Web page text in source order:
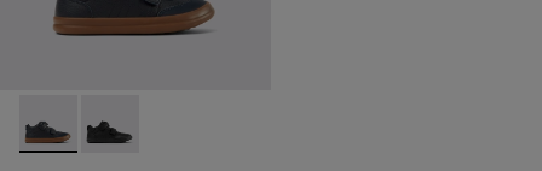
Pursuit - K900197-002 - Baskets bleues en cuir et tissu
Pursuit - K900197-001